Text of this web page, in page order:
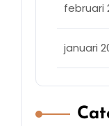
februari
januari